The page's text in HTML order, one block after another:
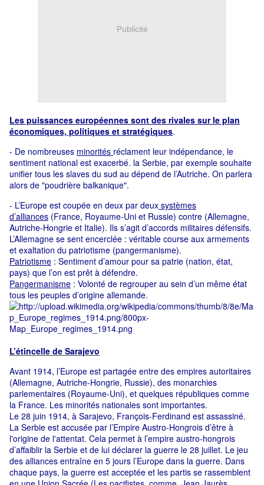
Publicité
Les puissances européennes sont des rivales sur le plan
économiques, politiques et stratégiques.
- De nombreuses minorités réclament leur indépendance, le
sentiment national est exacerbé. la Serbie, par exemple souhaite
unifier tous les slaves du sud au dépend de l’Autriche. On parlera
alors de "poudrière balkanique".
- L’Europe est coupée en deux par deux systèmes
d’alliances (France, Royaume-Uni et Russie) contre (Allemagne,
Autriche-Hongrie et Italie). Ils s’agit d’accords militaires défensifs.
L’Allemagne se sent encerclée : véritable course aux armements
et exaltation du patriotisme (pangermanisme).
Patriotisme : Sentiment d’amour pour sa patrie (nation, état,
pays) que l’on est prêt à défendre.
Pangermanisme : Volonté de regrouper au sein d’un même état
tous les peuples d’origine allemande.
L’étincelle de Sarajevo
Avant 1914, l’Europe est partagée entre des empires autoritaires
(Allemagne, Autriche-Hongrie, Russie), des monarchies
parlementaires (Royaume-Uni), et quelques républiques comme
la France. Les minorités nationales sont importantes.
Le 28 juin 1914, à Sarajevo, François-Ferdinand est assassiné.
La Serbie est accusée par l’Empire Austro-Hongrois d’être à
l'origine de l'attentat. Cela permet à l’empire austro-hongrois
d’affaiblir la Serbie et de lui déclarer la guerre le 28 juillet. Le jeu
des alliances entraîne en 5 jours l’Europe dans la guerre. Dans
chaque pays, la guerre est acceptée et les partis se rassemblent